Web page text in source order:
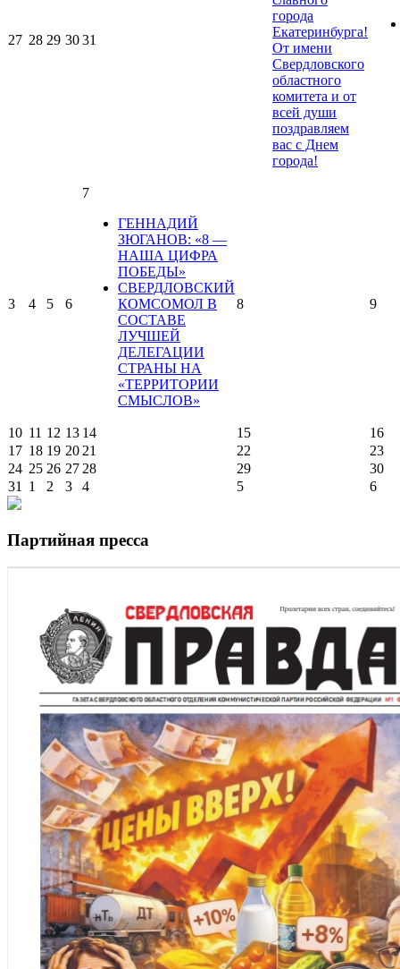
27 28 29 3031
города
Екатеринбурга!
От имени
Свердловского
областного
комитета и от
всей души
поздравляем
вас с Днем
города!
3 4 5 6
7
ГЕННАДИЙ
ЗЮГАНОВ: «8 —
НАША ЦИФРА
ПОБЕДЫ»
СВЕРДЛОВСКИЙ
КОМСОМОЛ В
СОСТАВЕ
ЛУЧШЕЙ
ДЕЛЕГАЦИИ
СТРАНЫ НА
«ТЕРРИТОРИИ
СМЫСЛОВ»
8 9
10 11 12 13 14 15
16
17 18 19 20 21 22
23
24 25 26 27 28 29
30
31
1 2 3 4 5 6
Партийная пресса